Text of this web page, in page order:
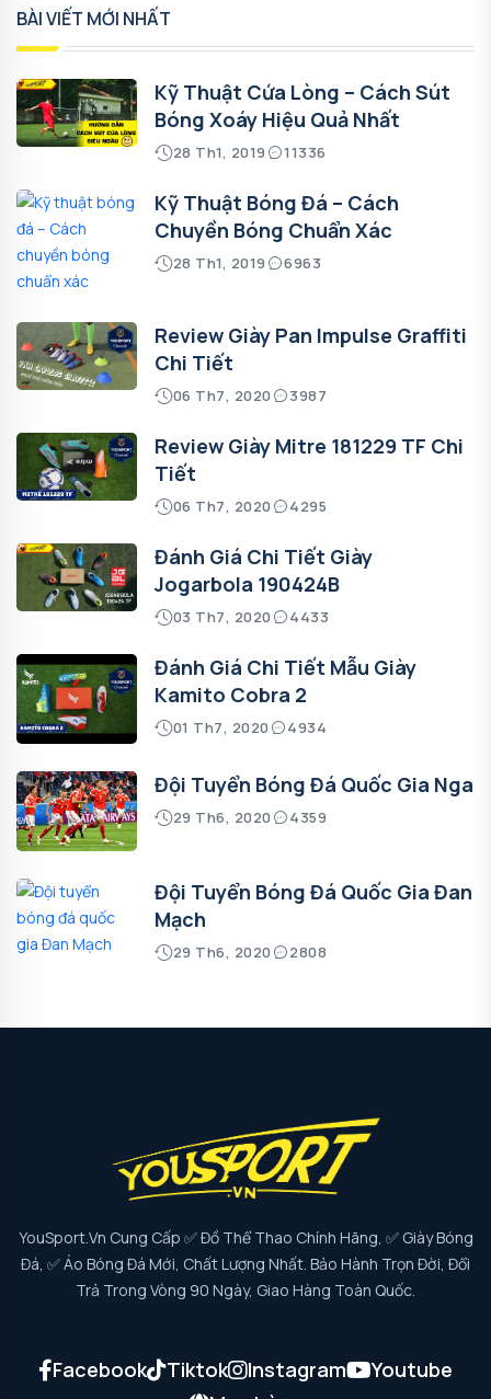
BÀI VIẾT MỚI NHẤT
Kỹ Thuật Cứa Lòng – Cách Sút
Bóng Xoáy Hiệu Quả Nhất
28 Th1, 2019 11336
Kỹ Thuật Bóng Đá – Cách
Chuyền Bóng Chuẩn Xác
28 Th1, 2019 6963
Review Giày Pan Impulse Graffiti
Chi Tiết
06 Th7, 2020 3987
Review Giày Mitre 181229 TF Chi
Tiết
06 Th7, 2020 4295
Đánh Giá Chi Tiết Giày
Jogarbola 190424B
03 Th7, 2020 4433
Đánh Giá Chi Tiết Mẫu Giày
Kamito Cobra 2
01 Th7, 2020 4934
Đội Tuyển Bóng Đá Quốc Gia Nga
29 Th6, 2020 4359
Đội Tuyển Bóng Đá Quốc Gia Đan
Mạch
29 Th6, 2020 2808
YouSport.vn Cung Cấp ✅ Đồ Thể Thao Chính Hãng, ✅ Giày Bóng
Đá, ✅ Áo Bóng Đá Mới, Chất Lượng Nhất. Bảo Hành Trọn Đời, Đổi
Trả Trong Vòng 90 Ngày, Giao Hàng Toàn Quốc.
Facebook Tiktok Instagram
Youtube